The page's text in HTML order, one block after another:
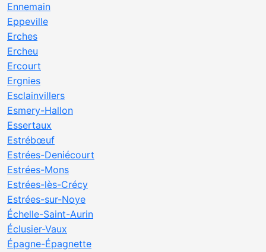
Ennemain
Eppeville
Erches
Ercheu
Ercourt
Ergnies
Esclainvillers
Esmery-Hallon
Essertaux
Estrébœuf
Estrées-Deniécourt
Estrées-Mons
Estrées-lès-Crécy
Estrées-sur-Noye
Échelle-Saint-Aurin
Éclusier-Vaux
Épagne-Épagnette